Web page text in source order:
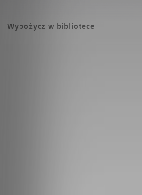
Wypożycz w bibliotece